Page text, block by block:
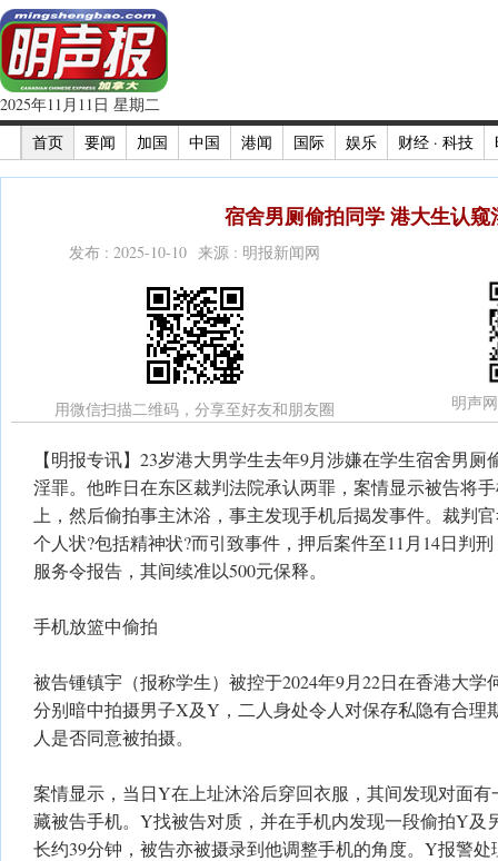
2025年11月11日 星期二
首页
要闻 加国 中国 港闻 国际 娱乐 财经 · 科技
宿舍男厕偷拍同学 港大生认窥
发布 : 2025-10-10 来源 : 明报新闻网
用微信扫描二维码，分享至好友和朋友圈 明声
【明报专讯】23岁港大男学生去年9月涉嫌在学生宿舍男
淫罪。他昨日在东区裁判法院承认两罪，案情显示被告将
上，然后偷拍事主沐浴，事主发现手机后揭发事件。裁判
个人状?包括精神状?而引致事件，押后案件至11月14日判
服务令报告，其间续准以500元保释。
手机放篮中偷拍
被告锺镇宇（报称学生）被控于2024年9月22日在香港大学
分别暗中拍摄男子X及Y，二人身处令人对保存私隐有合理
人是否同意被拍摄。
案情显示，当日Y在上址沐浴后穿回衣服，其间发现对面
藏被告手机。Y找被告对质，并在手机内发现一段偷拍Y及
长约39分钟，被告亦被摄录到他调整手机的角度。Y报警